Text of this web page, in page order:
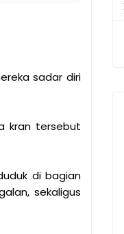
sadar diri
kran tersebut
di bagian
sekaligus